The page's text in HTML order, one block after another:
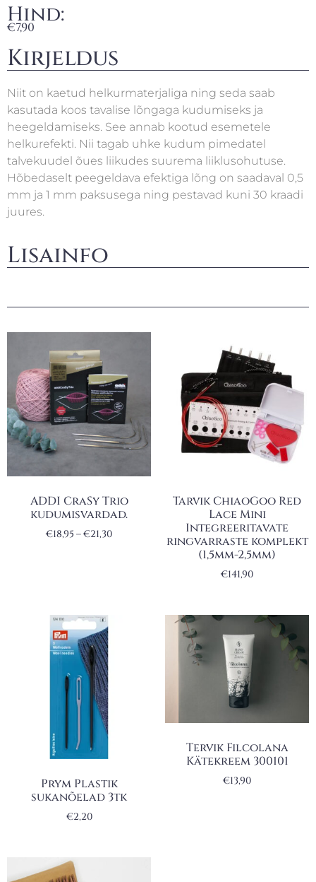
Hind:
€7,90
Kirjeldus
Niit on kaetud helkurmaterjaliga ning seda saab
kasutada koos tavalise lõngaga kudumiseks ja
heegeldamiseks. See annab kootud esemetele
helkurefekti. Nii tagab uhke kudum pimedatel
talvekuudel õues liikudes suurema liiklusohutuse.
Hõbedaselt peegeldava efektiga lõng on saadaval 0,5
mm ja 1 mm paksusega ning pestavad kuni 30 kraadi
juures.
Lisainfo
ADDI CraSy Trio
kudumisvardad.
€18,95 –€21,30
Tarvik ChiaoGoo Red
Lace Mini
Integreeritavate
ringvarraste komplekt
(1,5mm-2,5mm)
€141,90
Prym Plastik
sukanõelad 3tk
€2,20
Tervik Filcolana
Kätekreem 300101
€13,90